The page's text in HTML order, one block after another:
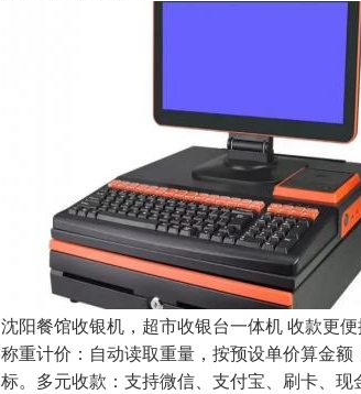
沈阳餐馆收银机，超市收银台一体机 收款更便
称重计价：自动读取重量，按预设单价算金
标。多元收款：支持微信、支付宝、刷卡、